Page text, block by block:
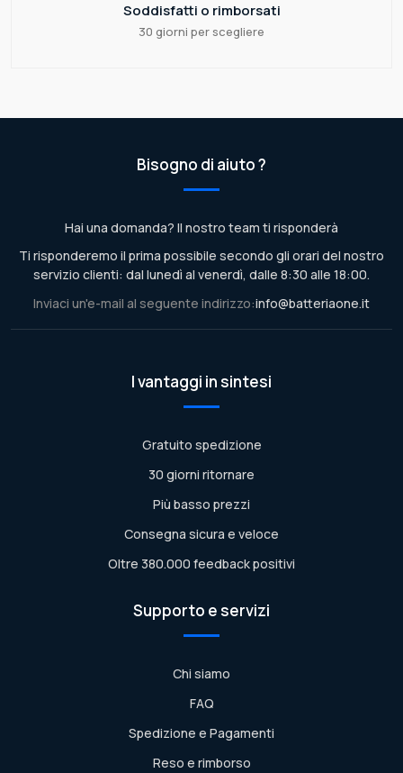
Soddisfatti o rimborsati
30 giorni per scegliere
Bisogno di aiuto ?
Hai una domanda? Il nostro team ti risponderà
Ti risponderemo il prima possibile secondo gli orari del nostro
servizio clienti: dal lunedì al venerdì, dalle 8:30 alle 18:00.
Inviaci un'e-mail al seguente indirizzo:info@batteriaone.it
I vantaggi in sintesi
Gratuito spedizione
30 giorni ritornare
Più basso prezzi
Consegna sicura e veloce
Oltre 380.000 feedback positivi
Supporto e servizi
Chi siamo
FAQ
Spedizione e Pagamenti
Reso e rimborso